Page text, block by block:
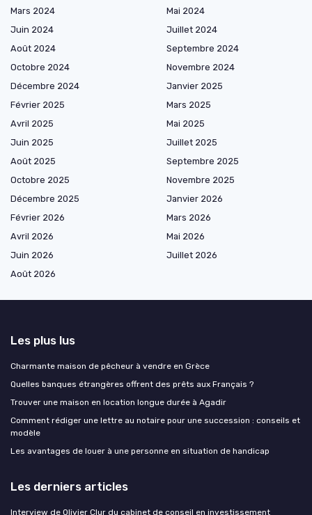
Mars 2024
Mai 2024
Juin 2024
Juillet 2024
Août 2024
Septembre 2024
Octobre 2024
Novembre 2024
Décembre 2024
Janvier 2025
Février 2025
Mars 2025
Avril 2025
Mai 2025
Juin 2025
Juillet 2025
Août 2025
Septembre 2025
Octobre 2025
Novembre 2025
Décembre 2025
Janvier 2026
Février 2026
Mars 2026
Avril 2026
Mai 2026
Juin 2026
Juillet 2026
Août 2026
Les plus lus
Charmante maison de pêcheur à vendre en Grèce
Quelles banques étrangères offrent des prêts aux Français ?
Trouver une maison en location longue durée à Agadir
Comment rédiger une lettre au notaire pour une succession : conseils et
modèle
Les avantages de louer à une personne en situation de handicap
Les derniers articles
Interview de Olivier Clur du cabinet de conseil en investissement